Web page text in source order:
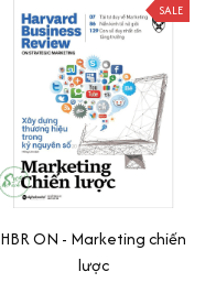
SALE
HBR ON - Marketing chiến
lược